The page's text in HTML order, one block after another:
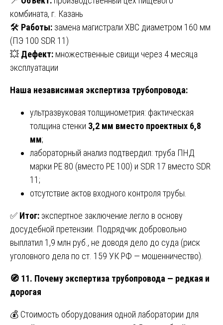
комбината, г. Казань
🛠 Работы: замена магистрали ХВС диаметром 160 мм
(ПЭ 100 SDR 11)
💥 Дефект: множественные свищи через 4 месяца
эксплуатации
Наша независимая экспертиза трубопровода:
ультразвуковая толщинометрия: фактическая
толщина стенки 3,2 мм вместо проектных 6,8
мм;
лабораторный анализ подтвердил: труба ПНД
марки PE 80 (вместо PE 100) и SDR 17 вместо SDR
11;
отсутствие актов входного контроля трубы.
✅ Итог: экспертное заключение легло в основу
досудебной претензии. Подрядчик добровольно
выплатил 1,9 млн руб., не доводя дело до суда (риск
уголовного дела по ст. 159 УК РФ — мошенничество).
🧭 11. Почему экспертиза трубопровода — редкая и
дорогая
💰 Стоимость оборудования одной лаборатории для